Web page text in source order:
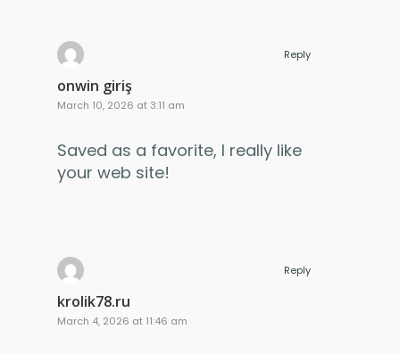
onwin giriş
March 10, 2026 at 3:11 am
Saved as a favorite, I really like
your web site!
Reply
krolik78.ru
March 4, 2026 at 11:46 am
Reply